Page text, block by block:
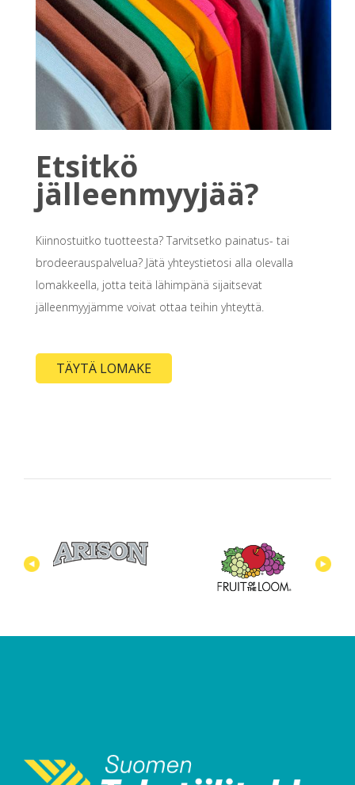
Etsitkö
jälleenmyyjää?
Kiinnostuitko tuotteesta? Tarvitsetko painatus- tai
brodeerauspalvelua? Jätä yhteystietosi alla olevalla
lomakkeella, jotta teitä lähimpänä sijaitsevat
jälleenmyyjämme voivat ottaa teihin yhteyttä.
TÄYTÄ LOMAKE